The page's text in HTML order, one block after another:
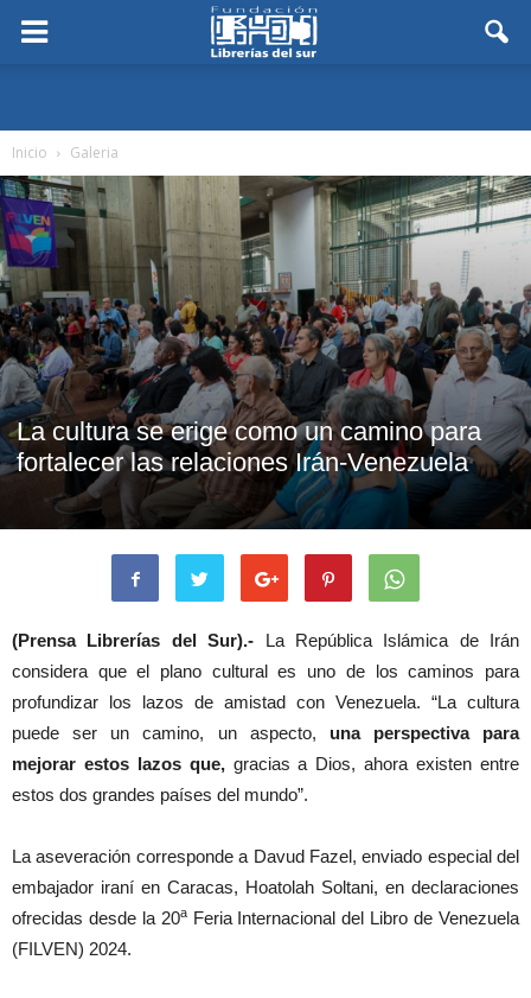
Inicio Galeria
La cultura se erige como un camino para
fortalecer las relaciones Irán-Venezuela
(Prensa Librerías del Sur).- La República Islámica de Irán
considera que el plano cultural es uno de los caminos para
profundizar los lazos de amistad con Venezuela. “La cultura
puede ser un camino, un aspecto, una perspectiva para
mejorar estos lazos que,gracias a Dios, ahora existen entre
estos dos grandes países del mundo”.
La aseveración corresponde a Davud Fazel, enviado especial del
embajador iraní en Caracas, Hoatolah Soltani, en declaraciones
ofrecidas desde la 20aFeria Internacional del Libro de Venezuela
(FILVEN) 2024.